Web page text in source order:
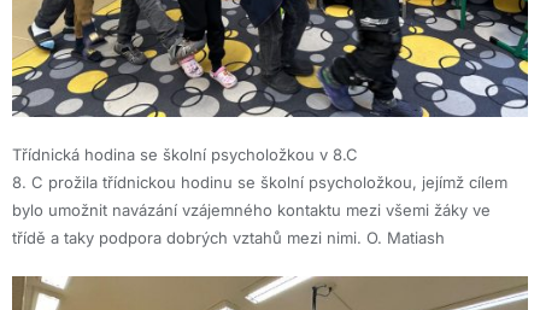
Třídnická hodina se školní psycholožkou v 8.C
8. C prožila třídnickou hodinu se školní psycholožkou, jejímž cílem
bylo umožnit navázání vzájemného kontaktu mezi všemi žáky ve
třídě a taky podpora dobrých vztahů mezi nimi. O. Matiash